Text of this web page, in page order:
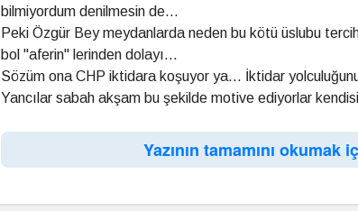
bilmiyordum denilmesin de...
Peki Özgür Bey meydanlarda neden bu kötü üslubu
bol "aferin" lerinden dolayı...
Sözüm ona CHP iktidara koşuyor ya... İktidar
Yancılar sabah akşam bu şekilde motive ediyorlar
Yazının tamamını okumak